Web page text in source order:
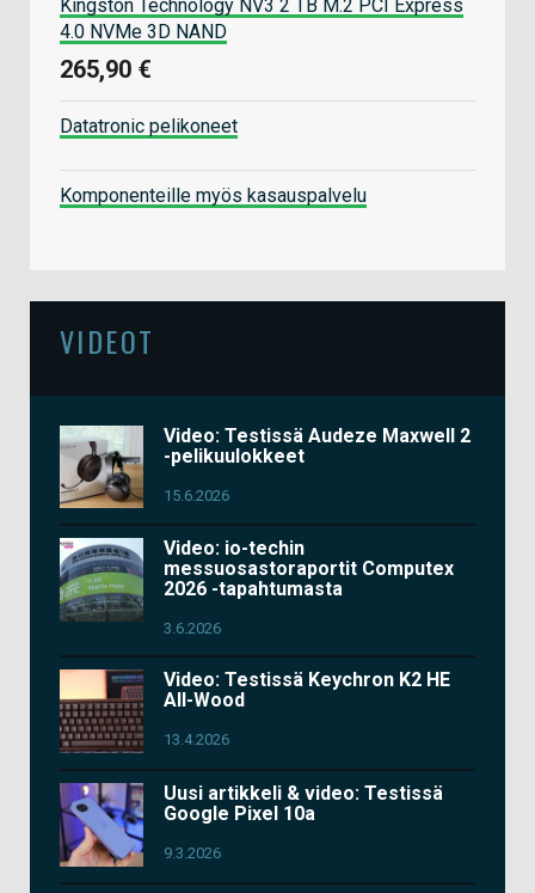
Kingston Technology NV3 2 TB M.2 PCI Express
4.0 NVMe 3D NAND
265,90 €
Datatronic pelikoneet
Komponenteille myös kasauspalvelu
VIDEOT
Video: Testissä Audeze Maxwell 2
-pelikuulokkeet
15.6.2026
Video: io-techin
messuosastoraportit Computex
2026 -tapahtumasta
3.6.2026
Video: Testissä Keychron K2 HE
All-Wood
13.4.2026
Uusi artikkeli & video: Testissä
Google Pixel 10a
9.3.2026